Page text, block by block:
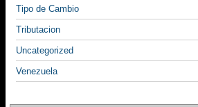
Tipo de Cambio
Tributacion
Uncategorized
Venezuela